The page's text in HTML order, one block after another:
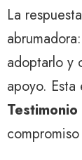
La
adoptarlo y
apoyo.